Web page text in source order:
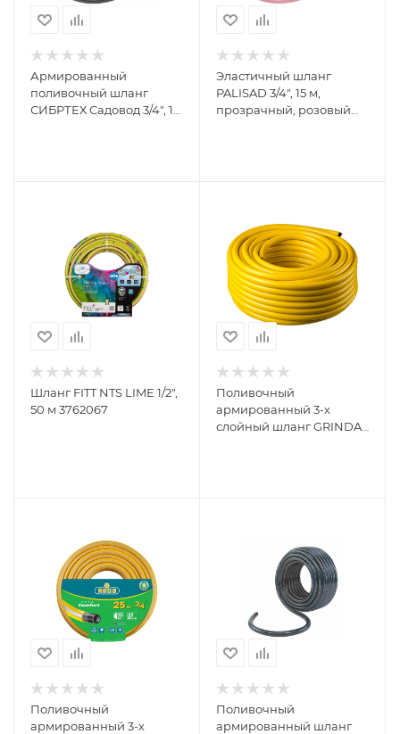
Армированный
поливочный шланг
СИБРТЕХ Садовод 3/4", 15
Эластичный шланг
PALISAD 3/4", 15 м,
прозрачный, розовый
Шланг FITT NTS LIME 1/2",
50 м 3762067
Поливочный
армированный 3-х
слойный шланг GRINDA
Поливочный
армированный 3-х
Поливочный
армированный шланг